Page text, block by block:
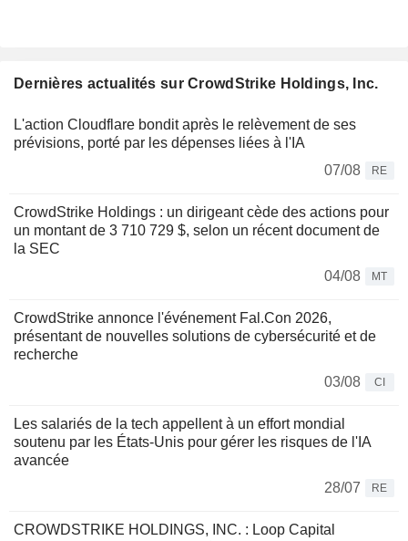
Dernières actualités sur CrowdStrike Holdings, Inc.
L'action Cloudflare bondit après le relèvement de ses
prévisions, porté par les dépenses liées à l'IA
07/08
RE
CrowdStrike Holdings : un dirigeant cède des actions pour
un montant de 3 710 729 $, selon un récent document de
la SEC
04/08
MT
CrowdStrike annonce l'événement Fal.Con 2026,
présentant de nouvelles solutions de cybersécurité et de
recherche
03/08
CI
Les salariés de la tech appellent à un effort mondial
soutenu par les États-Unis pour gérer les risques de l'IA
avancée
28/07
RE
CROWDSTRIKE HOLDINGS, INC. : Loop Capital